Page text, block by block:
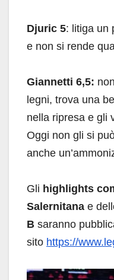
Djuric 5: litiga un
e non si rende
Giannetti 6,5:
legni, trova una
nella ripresa e gli
Oggi non gli si
anche
Gli highlights
Salernitana e
B saranno
sito https://